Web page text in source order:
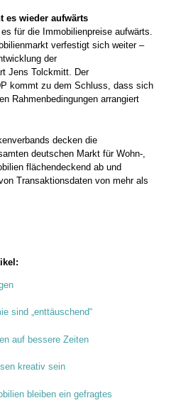
es wieder aufwärts
für die Immobilienpreise aufwärts.
verfestigt sich weiter –
der
Jens Tolckmitt. Der
kommt zu dem Schluss, dass sich
Rahmenbedingungen arrangiert
decken die
deutschen Markt für Wohn-,
flächendeckend ab und
Transaktionsdaten von mehr als
sind „enttäuschend“
auf bessere Zeiten
kreativ sein
bleiben ein gefragtes